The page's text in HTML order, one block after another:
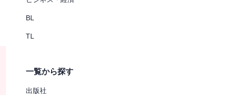
BL
TL
一覧から探す
出版社